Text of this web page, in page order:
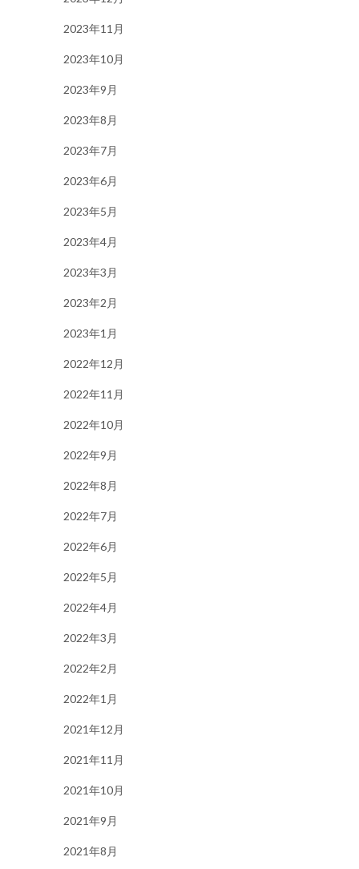
2023年11月
2023年10月
2023年9月
2023年8月
2023年7月
2023年6月
2023年5月
2023年4月
2023年3月
2023年2月
2023年1月
2022年12月
2022年11月
2022年10月
2022年9月
2022年8月
2022年7月
2022年6月
2022年5月
2022年4月
2022年3月
2022年2月
2022年1月
2021年12月
2021年11月
2021年10月
2021年9月
2021年8月